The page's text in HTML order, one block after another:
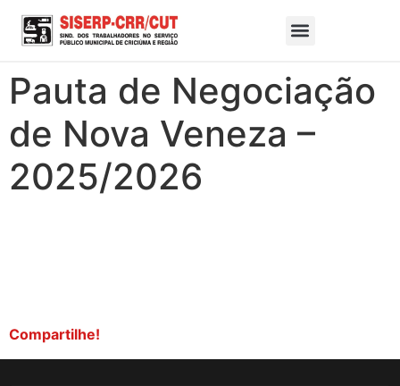
Pauta de Negociação
de Nova Veneza –
2025/2026
Compartilhe!